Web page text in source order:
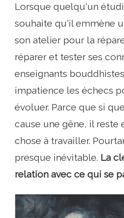
Lorsque quelqu'un
souhaite qu'il emmène
son atelier pour la
réparer et tester ses
enseignants
impatience les échecs
évoluer. Parce que si
cause une gêne, il reste
chose à travailler.
presque inévitable. La
relation avec ce qui se